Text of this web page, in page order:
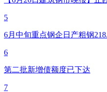
5
6月中旬重点钢企日产粗钢
6
第二批新增债额度已下达
7